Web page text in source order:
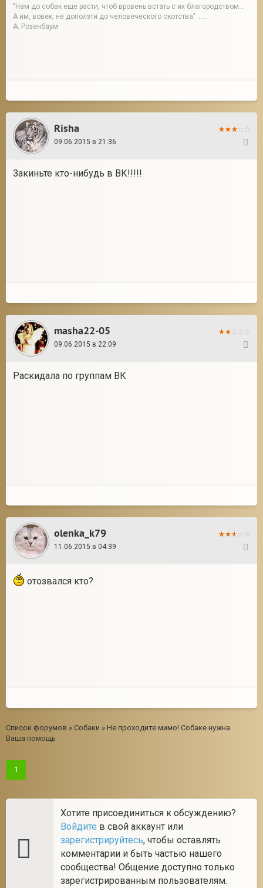
"Нам до собак еще расти, чтоб вровень встать с их благородством...
А им, вовек, не доползти до человеческого скотства" ......
А. Розенбаум
Risha
09.06.2015 в 21:36
Закиньте кто-нибудь в ВК!!!!!
masha22-05
09.06.2015 в 22:09
Раскидала по группам ВК
olenka_k79
11.06.2015 в 04:39
отозвался кто?
Список форумов » Собаки » Не проходите мимо! Собаке нужна
Ваша помощь
1
Хотите присоединиться к обсуждению?
Войдите в свой аккаунт или
зарегистрируйтесь, чтобы оставлять
комментарии и быть частью нашего
сообщества! Общение доступно только
зарегистрированным пользователям.